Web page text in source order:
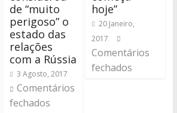
de “muito
perigoso” o
estado das
relações
com a Rússia
3 Agosto, 2017
Comentários
fechados
hoje”
20 Janeiro,
2017
Comentários
fechados